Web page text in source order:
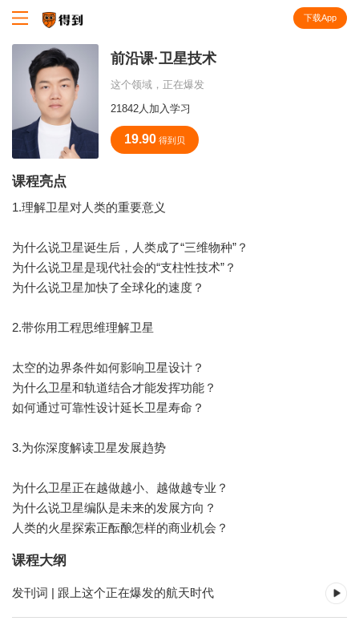
下载App
前沿课·卫星技术
这个领域，正在爆发
21842人加入学习
19.90 得到贝
课程亮点
1.理解卫星对人类的重要意义
为什么说卫星诞生后，人类成了“三维物种”？
为什么说卫星是现代社会的“支柱性技术”？
为什么说卫星加快了全球化的速度？
2.带你用工程思维理解卫星
太空的边界条件如何影响卫星设计？
为什么卫星和轨道结合才能发挥功能？
如何通过可靠性设计延长卫星寿命？
3.为你深度解读卫星发展趋势
为什么卫星正在越做越小、越做越专业？
为什么说卫星编队是未来的发展方向？
人类的火星探索正酝酿怎样的商业机会？
课程大纲
发刊词 | 跟上这个正在爆发的航天时代